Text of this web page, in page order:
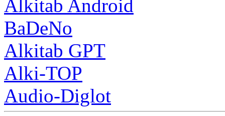
Alkitab Android
BaDeNo
Alkitab GPT
Alki-TOP
Audio-Diglot